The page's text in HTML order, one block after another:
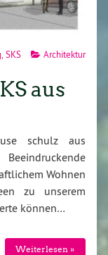
SKS
Architektur
aus
schulz aus
Wohnen
zu unserem
können…
Weiterlesen »